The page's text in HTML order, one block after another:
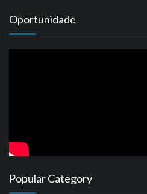
Oportunidade
Popular Category